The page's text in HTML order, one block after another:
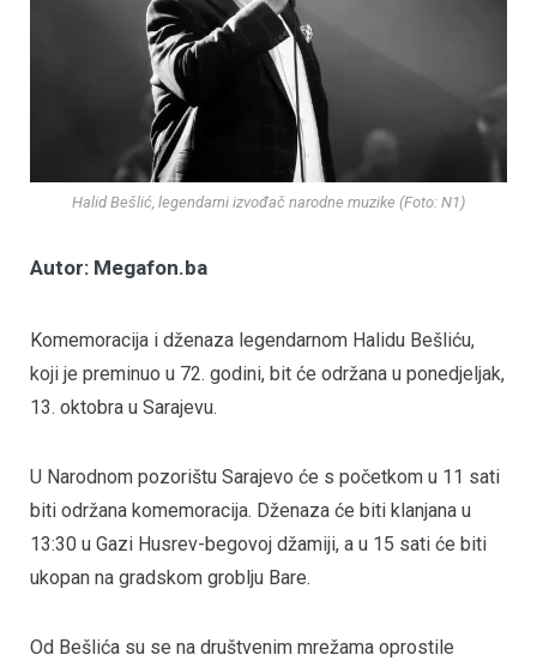
Halid Bešlić, legendarni izvođač narodne muzike (Foto: N1)
Autor: Megafon.ba
Komemoracija i dženaza legendarnom Halidu Bešliću,
koji je preminuo u 72. godini, bit će održana u ponedjeljak,
13. oktobra u Sarajevu.
U Narodnom pozorištu Sarajevo će s početkom u 11 sati
biti održana komemoracija. Dženaza će biti klanjana u
13:30 u Gazi Husrev-begovoj džamiji, a u 15 sati će biti
ukopan na gradskom groblju Bare.
Od Bešlića su se na društvenim mrežama oprostile